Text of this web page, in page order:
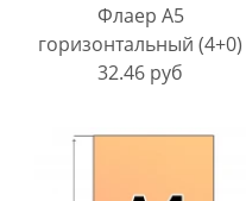
Флаер A5
горизонтальный (4+0)
32.46 руб